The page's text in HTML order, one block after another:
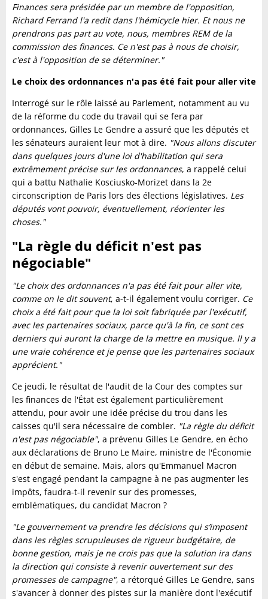
Finances sera présidée par un membre de l'opposition,
Richard Ferrand l'a redit dans l'hémicycle hier. Et nous ne
prendrons pas part au vote, nous, membres REM de la
commission des finances. Ce n'est pas à nous de choisir,
c'est à l'opposition de se déterminer."
Le choix des ordonnances n'a pas été fait pour aller vite
Interrogé sur le rôle laissé au Parlement, notamment au vu
de la réforme du code du travail qui se fera par
ordonnances, Gilles Le Gendre a assuré que les députés et
les sénateurs auraient leur mot à dire. "Nous allons discuter
dans quelques jours d'une loi d'habilitation qui sera
extrêmement précise sur les ordonnances, a rappelé celui
qui a battu Nathalie Kosciusko-Morizet dans la 2e
circonscription de Paris lors des élections législatives. Les
députés vont pouvoir, éventuellement, réorienter les
choses."
"La règle du déficit n'est pas
négociable"
"Le choix des ordonnances n'a pas été fait pour aller vite,
comme on le dit souvent, a-t-il également voulu corriger. Ce
choix a été fait pour que la loi soit fabriquée par l'exécutif,
avec les partenaires sociaux, parce qu'à la fin, ce sont ces
derniers qui auront la charge de la mettre en musique. Il y a
une vraie cohérence et je pense que les partenaires sociaux
apprécient."
Ce jeudi, le résultat de l'audit de la Cour des comptes sur
les finances de l'État est également particulièrement
attendu, pour avoir une idée précise du trou dans les
caisses qu'il sera nécessaire de combler. "La règle du déficit
n'est pas négociable", a prévenu Gilles Le Gendre, en écho
aux déclarations de Bruno Le Maire, ministre de l'Économie
en début de semaine. Mais, alors qu'Emmanuel Macron
s'est engagé pendant la campagne à ne pas augmenter les
impôts, faudra-t-il revenir sur des promesses,
emblématiques, du candidat Macron ?
"Le gouvernement va prendre les décisions qui s’imposent
dans les règles scrupuleuses de rigueur budgétaire, de
bonne gestion, mais je ne crois pas que la solution ira dans
la direction qui consiste à revenir ouvertement sur des
promesses de campagne", a rétorqué Gilles Le Gendre, sans
s'avancer à donner des pistes sur la manière dont l'exécutif